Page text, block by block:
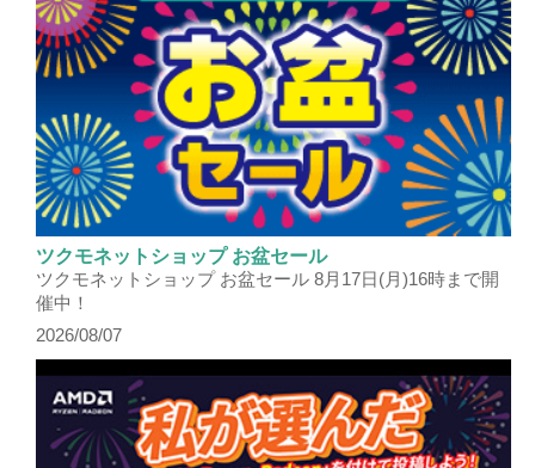
ツクモネットショップ お盆セール
ツクモネットショップ お盆セール 8月17日(月)16時まで開
催中！
2026/08/07